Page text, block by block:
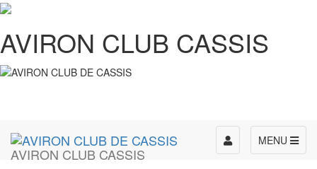
AVIRON CLUB CASSIS
AVIRON CLUB CASSIS
MENU
Toggle
navigation